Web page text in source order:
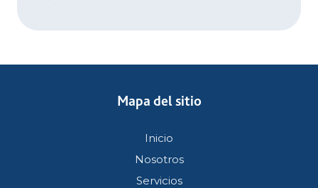
Mapa del sitio
Inicio
Nosotros
Servicios